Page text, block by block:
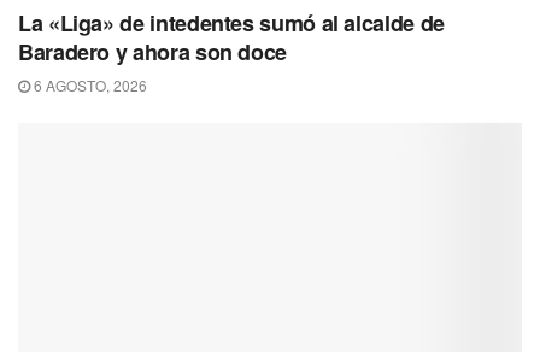
La «Liga» de intedentes sumó al alcalde de
Baradero y ahora son doce
6 AGOSTO, 2026